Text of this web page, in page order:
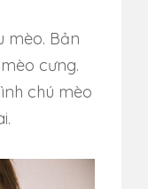
mèo. Bản
cưng.
chú mèo